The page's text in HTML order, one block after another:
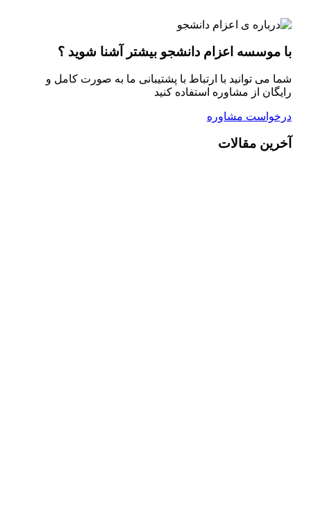
با موسسه اعزام دانشجو بیشتر آشنا شوید ؟
شما می توانید با ارتباط با پشتیبانی ما به صورت کامل و
رایگان از مشاوره استفاده کنید
درخواست مشاوره
آخرین مقالات